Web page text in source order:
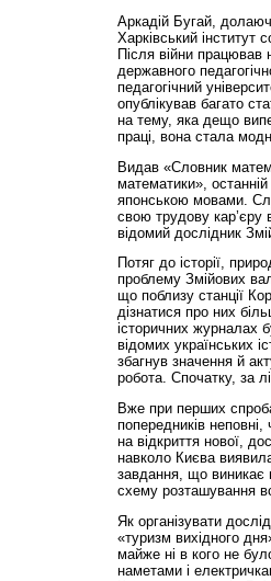
Аркадій Бугай,
Харківський інститут
Після війни працював
державного
педагогічний
опублікував багато
на тему, яка дещо
праці, вона стала
Видав «Словник
математики»,
японською мовами.
свою трудову кар’єру
відомий дослідник
Потяг до історії,
проблему Змійових
що поблизу станції
дізнатися про них
історичних журналах
відомих українських
збагнув значення й
робота. Спочатку, за
Вже при перших
попередників
на відкриття нової,
навколо Києва
завдання, що виникає
схему розташування
Як організувати
«туризм вихідного
майже ні в кого не
наметами і